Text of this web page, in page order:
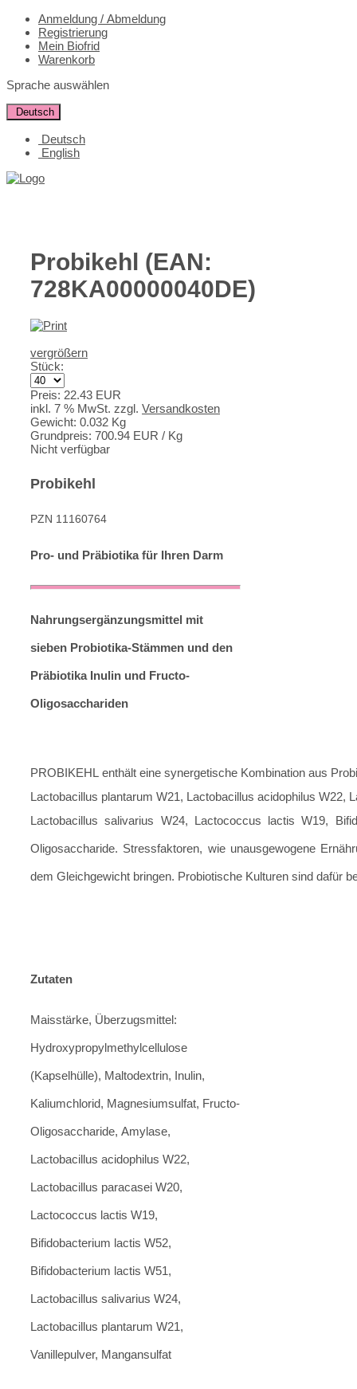
Anmeldung / Abmeldung
Registrierung
Mein Biofrid
Warenkorb
Sprache auswählen
Deutsch
Deutsch
English
Probikehl (EAN:
728KA00000040DE)
vergrößern
Stück:
Preis: 22.43 EUR
inkl. 7 % MwSt. zzgl. Versandkosten
Gewicht: 0.032 Kg
Grundpreis: 700.94 EUR / Kg
Nicht verfügbar
Probikehl
PZN 11160764
Pro- und Präbiotika für Ihren Darm
Nahrungsergänzungsmittel mit
sieben Probiotika-Stämmen und den
Präbiotika Inulin und Fructo-
Oligosacchariden
PROBIKEHL enthält eine synergetische Kombination aus
Lactobacillus plantarum W21, Lactobacillus acidophilus W22,
Lactobacillus salivarius W24, Lactococcus lactis W19,
Oligosaccharide. Stressfaktoren, wie unausgewogene
dem Gleichgewicht bringen. Probiotische Kulturen sind dafür
Zutaten
Maisstärke, Überzugsmittel:
Hydroxypropylmethylcellulose
(Kapselhülle), Maltodextrin, Inulin,
Kaliumchlorid, Magnesiumsulfat, Fructo-
Oligosaccharide, Amylase,
Lactobacillus acidophilus W22,
Lactobacillus paracasei W20,
Lactococcus lactis W19,
Bifidobacterium lactis W52,
Bifidobacterium lactis W51,
Lactobacillus salivarius W24,
Lactobacillus plantarum W21,
Vanillepulver, Mangansulfat